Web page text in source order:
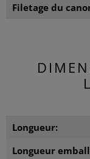
Filetage du
Longueur:
Longueur